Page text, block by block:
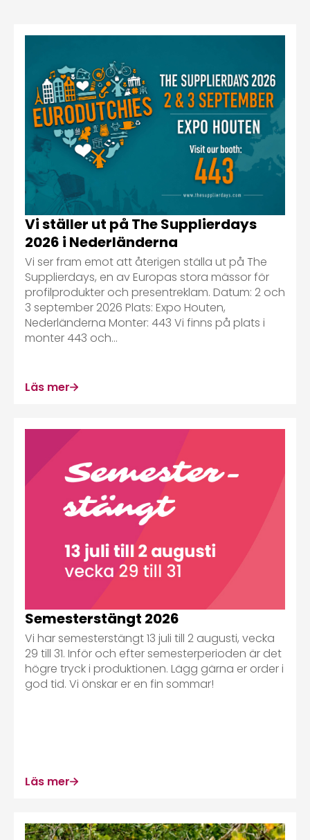
Vi ställer ut på The Supplierdays
2026 i Nederländerna
Vi ser fram emot att återigen ställa ut på The
Supplierdays, en av Europas stora mässor för
profilprodukter och presentreklam. Datum: 2 och
3 september 2026 Plats: Expo Houten,
Nederländerna Monter: 443 Vi finns på plats i
monter 443 och...
Läs mer
Semesterstängt 2026
Vi har semesterstängt 13 juli till 2 augusti, vecka
29 till 31. Inför och efter semesterperioden är det
högre tryck i produktionen. Lägg gärna er order i
god tid. Vi önskar er en fin sommar!
Läs mer